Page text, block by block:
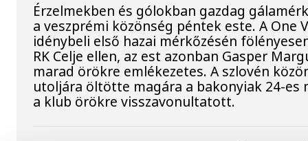
Érzelmekben és gólokban gazdag
a veszprémi közönség péntek este. A One
idénybeli első hazai mérkőzésén
RK Celje ellen, az est azonban Gasper
marad örökre emlékezetes. A szlovén
utoljára öltötte magára a bakonyiak 24-es
a klub örökre visszavonultatott.